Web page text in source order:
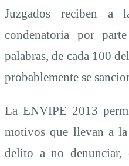
Juzgados reciben a
condenatoria por
palabras, de cada 100
probablemente se
La ENVIPE 2013
motivos que llevan a
delito a no denunciar,